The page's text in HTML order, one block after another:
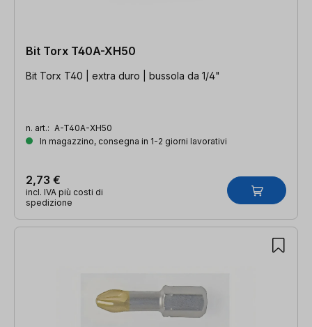
Bit Torx T40A-XH50
Bit Torx T40 | extra duro | bussola da 1/4"
n. art.: A-T40A-XH50
In magazzino, consegna in 1-2 giorni lavorativi
2,73 €
incl. IVA più costi di
spedizione